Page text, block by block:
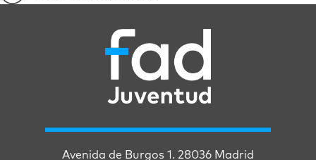
Avenida de Burgos 1. 28036 Madrid